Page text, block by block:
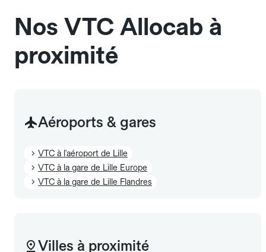
capacité exacte de la gamme sélectionnée.
Nos VTC Allocab à
proximité
Aéroports & gares
VTC à l'aéroport de Lille
VTC à la gare de Lille Europe
VTC à la gare de Lille Flandres
Villes à proximité